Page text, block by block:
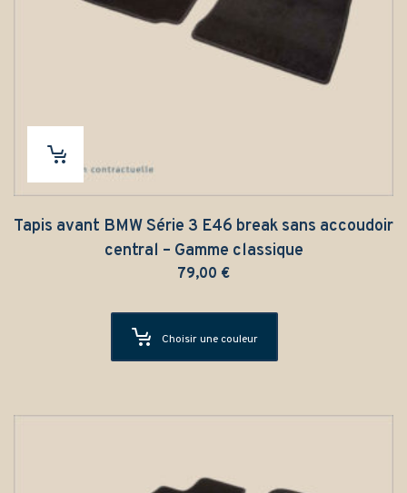
Tapis avant BMW Série 3 E46 break sans accoudoir
central – Gamme classique
79,00 €
Choisir une couleur